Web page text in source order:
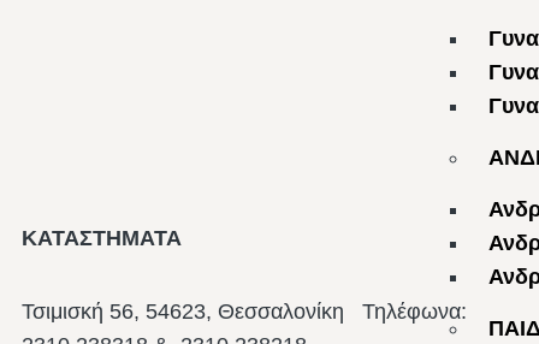
ΚΑΤΑΣΤΗΜΑΤΑ
Τσιμισκή 56, 54623, Θεσσαλονίκη Τηλέφωνα: